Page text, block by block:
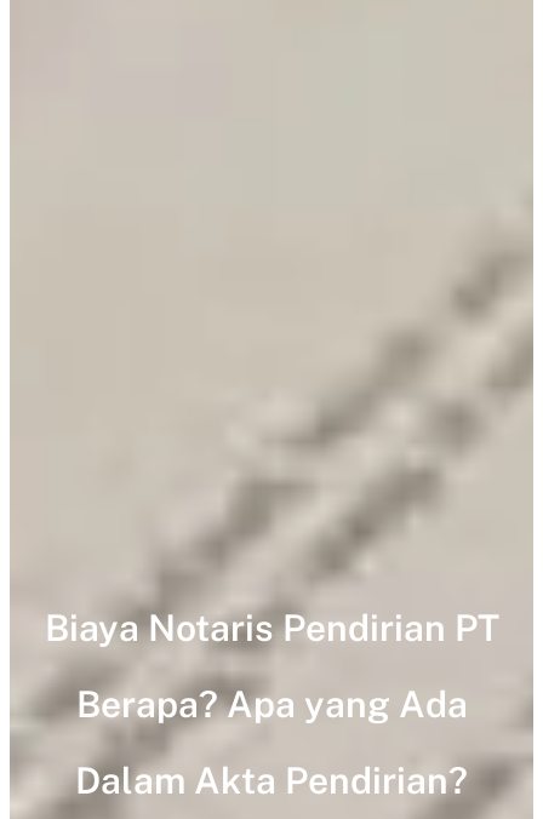
Biaya Notaris Pendirian PT
Berapa? Apa yang Ada
Dalam Akta Pendirian?